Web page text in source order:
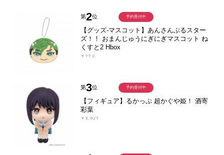
第2位
【グッズ-マスコット】あんさんぶるスター
ズ！！ おまんじゅうにぎにぎマスコット ね
くすと2 Hbox
￥770
予約受付中
第3位
【フィギュア】るかっぷ 超かぐや姫！ 酒寄
彩葉
￥3,927
予約受付中